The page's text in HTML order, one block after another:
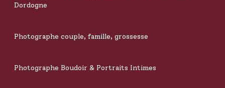
Dordogne
Photographe couple, famille, grossesse
Photographe Boudoir & Portraits Intimes